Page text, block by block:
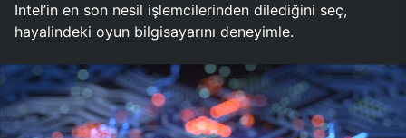
Intel’in en son nesil işlemcilerinden dilediğini seç,
hayalindeki oyun bilgisayarını deneyimle.